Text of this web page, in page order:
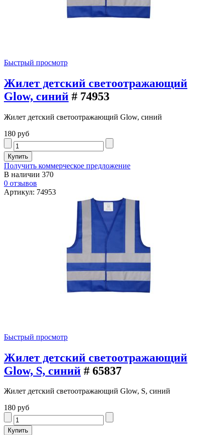
Быстрый просмотр
Жилет детский светоотражающий
Glow, синий # 74953
Жилет детский светоотражающий Glow, синий
180 руб
Получить коммерческое предложение
В наличии 370
0 отзывов
Артикул: 74953
Быстрый просмотр
Жилет детский светоотражающий
Glow, S, синий # 65837
Жилет детский светоотражающий Glow, S, синий
180 руб